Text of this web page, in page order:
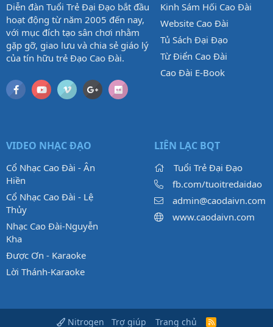
Diễn đàn Tuổi Trẻ Đại Đạo bắt đầu
hoạt động từ năm 2005 đến nay,
với mục đích tạo sân chơi nhằm
gặp gỡ, giao lưu và chia sẻ giáo lý
của tín hữu trẻ Đạo Cao Đài.
Kinh Sám Hối Cao Đài
Website Cao Đài
Tủ Sách Đại Đạo
Từ Điển Cao Đài
Cao Đài E-Book
VIDEO NHẠC ĐẠO
Cổ Nhạc Cao Đài - Ân
Hiền
Cổ Nhạc Cao Đài - Lệ
Thủy
Nhạc Cao Đài-Nguyễn
Kha
Được Ơn - Karaoke
Lời Thánh-Karaoke
LIÊN LẠC BQT
Tuổi Trẻ Đại Đạo
fb.com/tuoitredaidao
admin@caodaivn.com
www.caodaivn.com
Nitrogen Trợ giúp Trang chủ
R